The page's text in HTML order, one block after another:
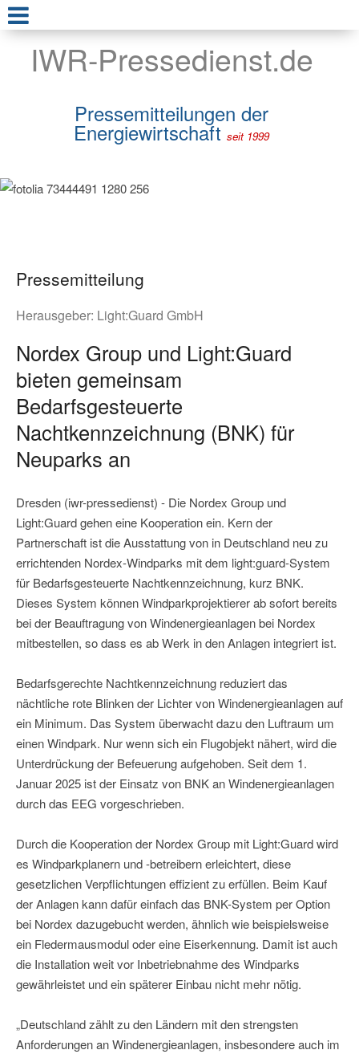
IWR-Pressedienst.de
Pressemitteilungen der
Energiewirtschaft seit 1999
Pressemitteilung
Herausgeber: Light:Guard GmbH
Nordex Group und Light:Guard
bieten gemeinsam
Bedarfsgesteuerte
Nachtkennzeichnung (BNK) für
Neuparks an
Dresden (iwr-pressedienst) - Die Nordex Group und
Light:Guard gehen eine Kooperation ein. Kern der
Partnerschaft ist die Ausstattung von in Deutschland neu zu
errichtenden Nordex-Windparks mit dem light:guard-System
für Bedarfsgesteuerte Nachtkennzeichnung, kurz BNK.
Dieses System können Windparkprojektierer ab sofort bereits
bei der Beauftragung von Windenergieanlagen bei Nordex
mitbestellen, so dass es ab Werk in den Anlagen integriert ist.
Bedarfsgerechte Nachtkennzeichnung reduziert das
nächtliche rote Blinken der Lichter von Windenergieanlagen auf
ein Minimum. Das System überwacht dazu den Luftraum um
einen Windpark. Nur wenn sich ein Flugobjekt nähert, wird die
Unterdrückung der Befeuerung aufgehoben. Seit dem 1.
Januar 2025 ist der Einsatz von BNK an Windenergieanlagen
durch das EEG vorgeschrieben.
Durch die Kooperation der Nordex Group mit Light:Guard wird
es Windparkplanern und -betreibern erleichtert, diese
gesetzlichen Verpflichtungen effizient zu erfüllen. Beim Kauf
der Anlagen kann dafür einfach das BNK-System per Option
bei Nordex dazugebucht werden, ähnlich wie beispielsweise
ein Fledermausmodul oder eine Eiserkennung. Damit ist auch
die Installation weit vor Inbetriebnahme des Windparks
gewährleistet und ein späterer Einbau nicht mehr nötig.
„Deutschland zählt zu den Ländern mit den strengsten
Anforderungen an Windenergieanlagen, insbesondere auch im